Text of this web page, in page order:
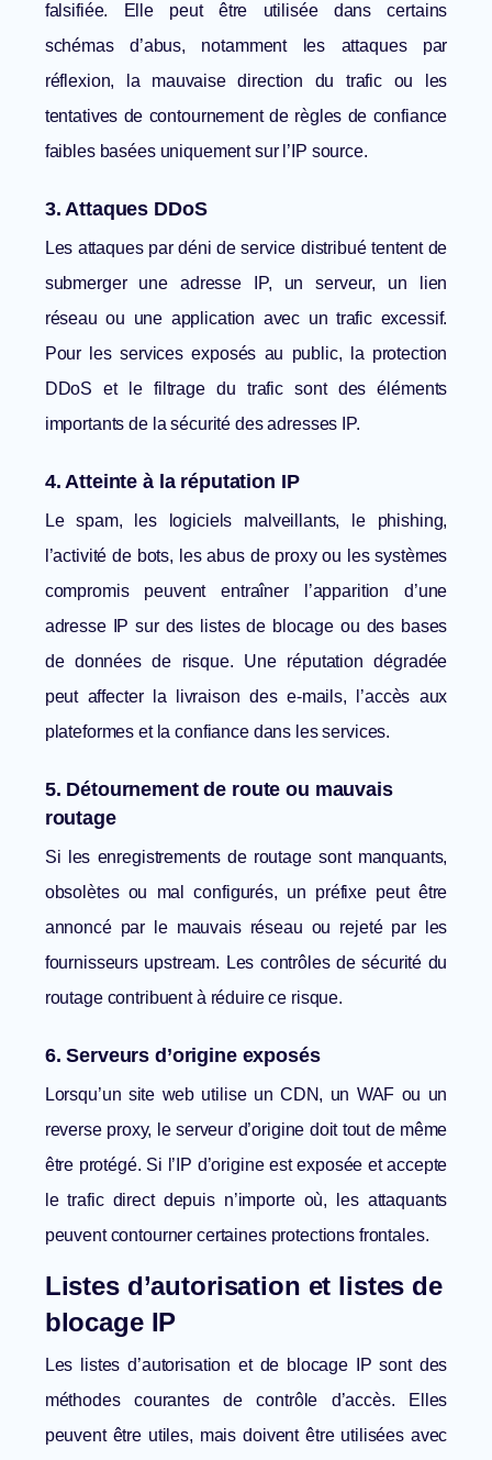
falsifiée. Elle peut être utilisée dans certains
schémas d’abus, notamment les attaques par
réflexion, la mauvaise direction du trafic ou les
tentatives de contournement de règles de confiance
faibles basées uniquement sur l’IP source.
3. Attaques DDoS
Les attaques par déni de service distribué tentent de
submerger une adresse IP, un serveur, un lien
réseau ou une application avec un trafic excessif.
Pour les services exposés au public, la protection
DDoS et le filtrage du trafic sont des éléments
importants de la sécurité des adresses IP.
4. Atteinte à la réputation IP
Le spam, les logiciels malveillants, le phishing,
l’activité de bots, les abus de proxy ou les systèmes
compromis peuvent entraîner l’apparition d’une
adresse IP sur des listes de blocage ou des bases
de données de risque. Une réputation dégradée
peut affecter la livraison des e-mails, l’accès aux
plateformes et la confiance dans les services.
5. Détournement de route ou mauvais
routage
Si les enregistrements de routage sont manquants,
obsolètes ou mal configurés, un préfixe peut être
annoncé par le mauvais réseau ou rejeté par les
fournisseurs upstream. Les contrôles de sécurité du
routage contribuent à réduire ce risque.
6. Serveurs d’origine exposés
Lorsqu’un site web utilise un CDN, un WAF ou un
reverse proxy, le serveur d’origine doit tout de même
être protégé. Si l’IP d’origine est exposée et accepte
le trafic direct depuis n’importe où, les attaquants
peuvent contourner certaines protections frontales.
Listes d’autorisation et listes de
blocage IP
Les listes d’autorisation et de blocage IP sont des
méthodes courantes de contrôle d’accès. Elles
peuvent être utiles, mais doivent être utilisées avec